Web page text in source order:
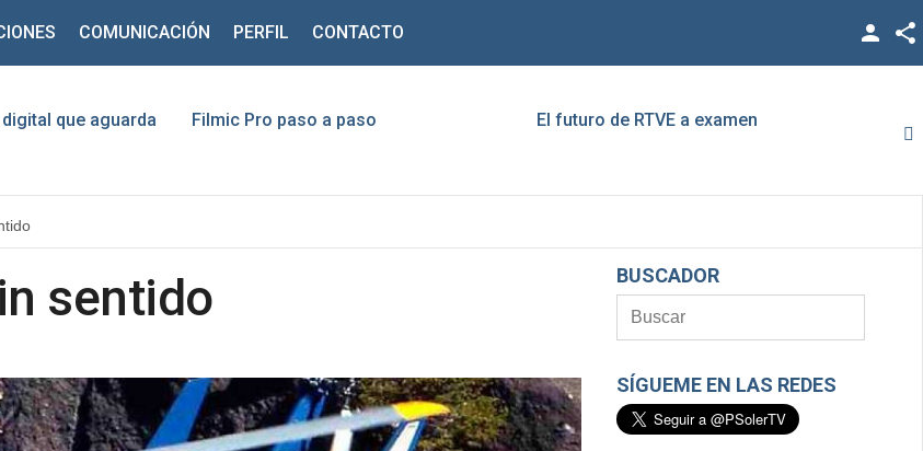
LinkedIn
Vimeo
Google +
COMUNICACIÓN PERFIL CONTACTO
que aguarda
Filmic Pro paso a paso El futuro de RTVE a examen
sentido BUSCADOR
SÍGUEME EN LAS REDES
Recuérdeme
¿Recordar contraseña? ¿Recordar usuario?